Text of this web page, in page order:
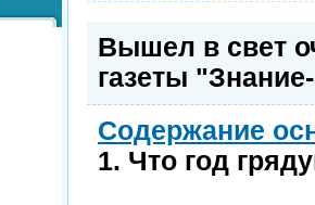
Вышел в свет
газеты
Содержание
1. Что год